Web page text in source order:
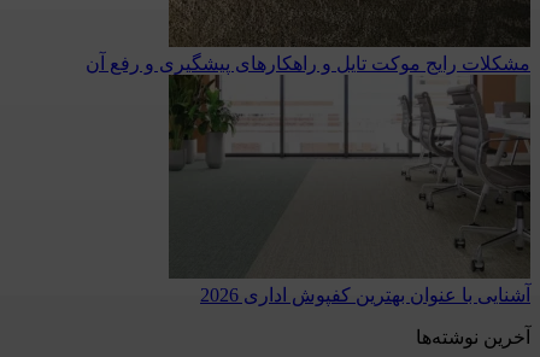
مشکلات رایج موکت تایل و راهکارهای پیشگیری و رفع آن
آشنایی با عنوان بهترین کفپوش اداری 2026
آخرین نوشته‌ها